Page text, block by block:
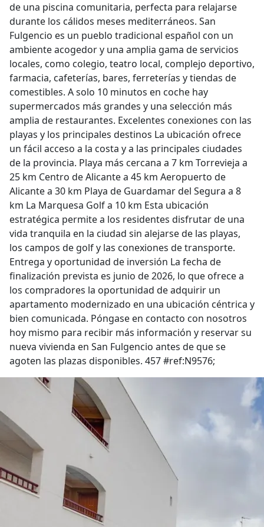
de una piscina comunitaria, perfecta para relajarse
durante los cálidos meses mediterráneos. San
Fulgencio es un pueblo tradicional español con un
ambiente acogedor y una amplia gama de servicios
locales, como colegio, teatro local, complejo deportivo,
farmacia, cafeterías, bares, ferreterías y tiendas de
comestibles. A solo 10 minutos en coche hay
supermercados más grandes y una selección más
amplia de restaurantes. Excelentes conexiones con las
playas y los principales destinos La ubicación ofrece
un fácil acceso a la costa y a las principales ciudades
de la provincia. Playa más cercana a 7 km Torrevieja a
25 km Centro de Alicante a 45 km Aeropuerto de
Alicante a 30 km Playa de Guardamar del Segura a 8
km La Marquesa Golf a 10 km Esta ubicación
estratégica permite a los residentes disfrutar de una
vida tranquila en la ciudad sin alejarse de las playas,
los campos de golf y las conexiones de transporte.
Entrega y oportunidad de inversión La fecha de
finalización prevista es junio de 2026, lo que ofrece a
los compradores la oportunidad de adquirir un
apartamento modernizado en una ubicación céntrica y
bien comunicada. Póngase en contacto con nosotros
hoy mismo para recibir más información y reservar su
nueva vivienda en San Fulgencio antes de que se
agoten las plazas disponibles. 457 #ref:N9576;